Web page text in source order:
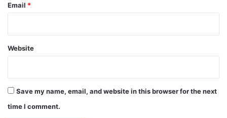
मे
दे
ब
ड़ी
Email *
Website
Save my name, email, and website in this browser for the next
time I comment.